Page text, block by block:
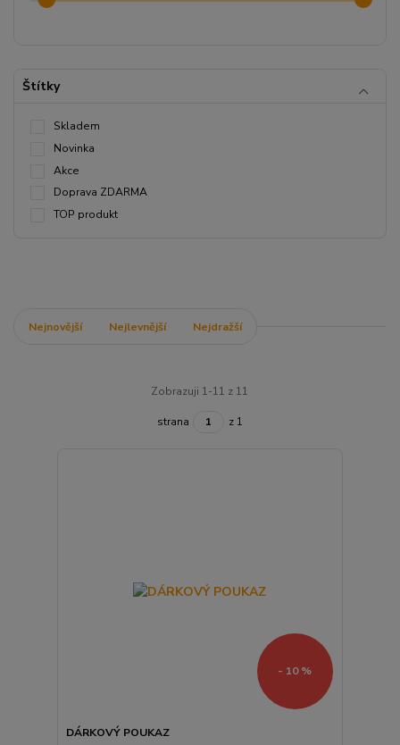
Štítky
Skladem
Novinka
Akce
Doprava ZDARMA
TOP produkt
Nejnovější Nejlevnější Nejdražší
Zobrazuji 1-11 z 11
strana z 1
- 10 %
DÁRKOVÝ POUKAZ